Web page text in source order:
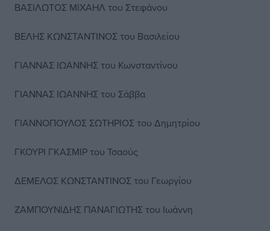
ΒΑΣΙΛΩΤΟΣ ΜΙΧΑΗΛ του Στεφάνου
ΒΕΛΗΣ ΚΩΝΣΤΑΝΤΙΝΟΣ του Βασιλείου
ΓΙΑΝΝΑΣ ΙΩΑΝΝΗΣ του Κωνσταντίνου
ΓΙΑΝΝΑΣ ΙΩΑΝΝΗΣ του Σάββα
ΓΙΑΝΝΟΠΟΥΛΟΣ ΣΩΤΗΡΙΟΣ του Δημητρίου
ΓΚΟΥΡΙ ΓΚΑΣΜΙΡ του Τσαούς
ΔΕΜΕΛΟΣ ΚΩΝΣΤΑΝΤΙΝΟΣ του Γεωργίου
ΖΑΜΠΟΥΝΙΔΗΣ ΠΑΝΑΓΙΩΤΗΣ του Ιωάννη